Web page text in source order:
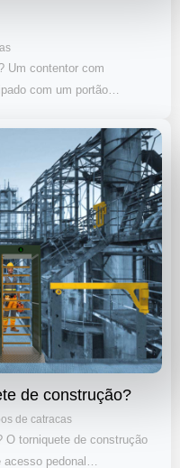
Um contentor com
com um portão…
de construção?
de catracas
O torniquete de construção
pedonal…